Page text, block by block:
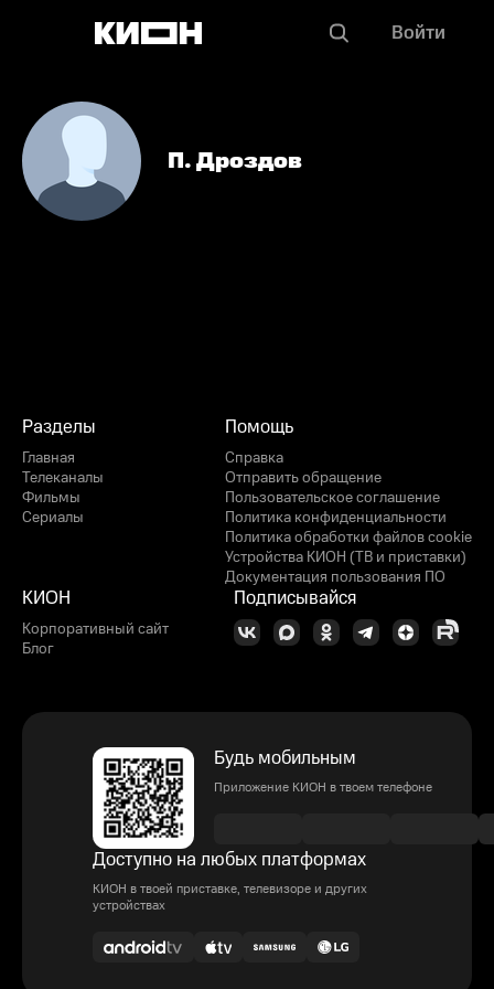
Войти
П. Дроздов
Разделы
Главная
Телеканалы
Фильмы
Сериалы
Помощь
Справка
Отправить обращение
Пользовательское соглашение
Политика конфиденциальности
Политика обработки файлов cookie
Устройства КИОН (ТВ и приставки)
Документация пользования ПО
КИОН
Корпоративный сайт
Блог
Подписывайся
Будь мобильным
Приложение КИОН в твоем телефоне
Доступно на любых платформах
КИОН в твоей приставке, телевизоре и других
устройствах